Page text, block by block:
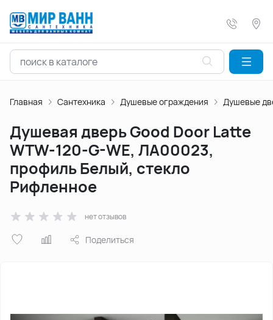
Главная Сантехника Душевые ограждения Душевые
Душевая дверь Good Door Latte
WTW-120-G-WE, ЛА00023,
профиль Белый, стекло
Рифленное
нет отзывов
Поделиться